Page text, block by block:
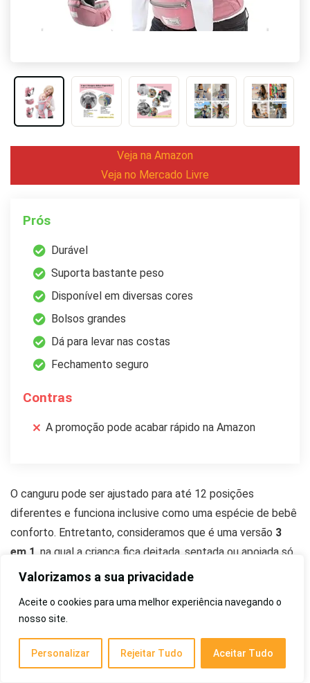
Valorizamos a sua privacidade
Aceite o cookies para uma melhor experiência navegando o
nosso site.
Personalizar Rejeitar Tudo Aceitar Tudo
Veja na Amazon
Veja no Mercado Livre
Prós
Durável
Suporta bastante peso
Disponível em diversas cores
Bolsos grandes
Dá para levar nas costas
Fechamento seguro
Contras
A promoção pode acabar rápido na Amazon
O canguru pode ser ajustado para até 12 posições
diferentes e funciona inclusive como uma espécie de bebê
conforto. Entretanto, consideramos que é uma versão 3
em 1 , na qual a criança fica deitada, sentada ou apoiada só
no banquinho.
Para facilitar a vida das mães, o modelo possui bolsos em
principais sãoalgodão e poliéster que além de macios
duram por muitos anos.